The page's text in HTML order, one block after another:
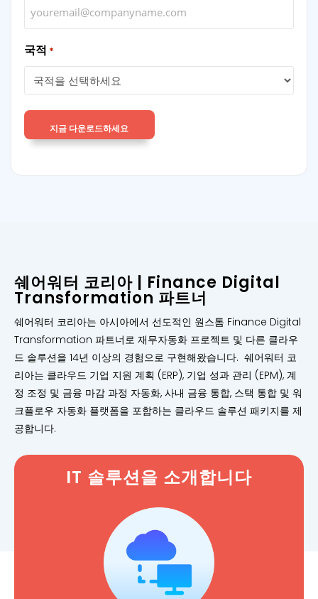
국적 *
쉐어워터 코리아 | Finance Digital
Transformation 파트너
쉐어워터 코리아는 아시아에서 선도적인 원스톰 Finance Digital
Transformation 파트너로 재무자동화 프로젝트 및 다른 클라우
드 솔루션을 14년 이상의 경험으로 구현해왔습니다. 쉐어워터 코
리아는 클라우드 기업 지원 계획 (ERP), 기업 성과 관리 (EPM), 계
정 조정 및 금융 마감 과정 자동화, 사내 금융 통합, 스택 통합 및 워
크플로우 자동화 플랫폼을 포함하는 클라우드 솔루션 패키지를 제
공합니다.
IT 솔루션을 소개합니다